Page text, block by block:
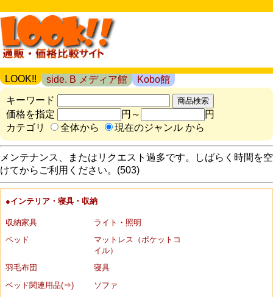
LOOK!! side. B メディア館
Kobo館
キーワード
価格を指定
円～
円
カテゴリ
全体から 現在のジャンル から
メンテナンス、またはリクエスト過多です。しばらく時間を空
けてからご利用ください。(503)
●インテリア・寝具・収納
収納家具
ライト・照明
ベッド
マットレス（ポケットコ
イル）
羽毛布団
寝具
ベッド関連用品(⇒)
ソファ